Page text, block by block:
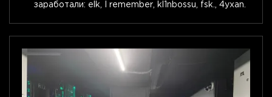
заработали: elk, I remember, kl1nbossu, fsk., 4yxan.